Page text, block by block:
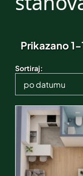
Prikazano
Sortiraj:
po datumu